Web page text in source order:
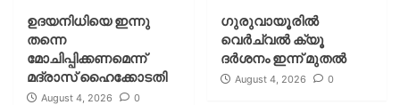
ഉദയനിധിയെ ഇന്നു
തന്നെ
മോചിപ്പിക്കണമെന്ന്
മദ്രാസ് ഹൈക്കോടതി
August 4, 2026 0
ഗുരുവായൂരില്‍
വെര്‍ച്വല്‍ ക്യൂ
ദര്‍ശനം ഇന്ന് മുതല്‍
August 4, 2026 0